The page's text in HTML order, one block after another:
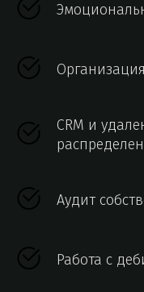
CRM и
Аудит
Работа с